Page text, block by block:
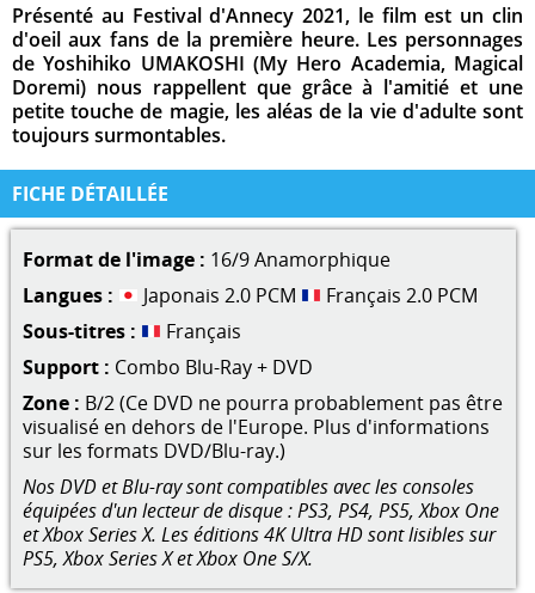
Présenté au Festival d'Annecy 2021, le film est un clin
d'oeil aux fans de la première heure. Les personnages
de Yoshihiko UMAKOSHI (My Hero Academia, Magical
Doremi) nous rappellent que grâce à l'amitié et une
petite touche de magie, les aléas de la vie d'adulte sont
toujours surmontables.
FICHE DÉTAILLÉE
Format de l'image : 16/9 Anamorphique
Langues :
Japonais 2.0 PCM
Français 2.0 PCM
Sous-titres :
Français
Support : Combo Blu-Ray + DVD
Zone : B/2 (Ce DVD ne pourra probablement pas être
visualisé en dehors de l'Europe. Plus d'informations
sur les formats DVD/Blu-ray.)
Nos DVD et Blu-ray sont compatibles avec les consoles
équipées d'un lecteur de disque : PS3, PS4, PS5, Xbox One
et Xbox Series X. Les éditions 4K Ultra HD sont lisibles sur
PS5, Xbox Series X et Xbox One S/X.